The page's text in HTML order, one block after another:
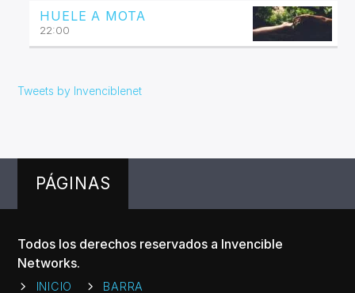
HUELE A MOTA
22:00
Tweets by Invenciblenet
PÁGINAS
Todos los derechos reservados a Invencible
Networks.
INICIO BARRA